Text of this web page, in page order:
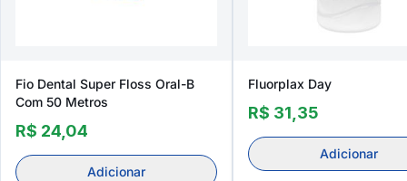
Fio Dental Super Floss Oral-B
Com 50 Metros
R$ 24,04
Adicionar
Fluorplax Day
R$ 31,35
Adicionar